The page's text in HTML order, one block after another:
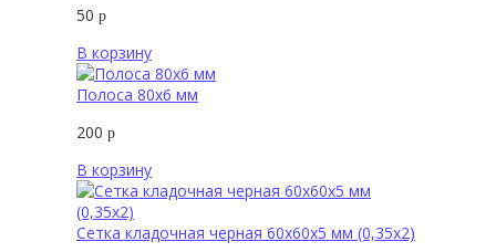
50 р
В корзину
Полоса 80х6 мм
200 р
В корзину
Сетка кладочная черная 60х60х5 мм (0,35х2)